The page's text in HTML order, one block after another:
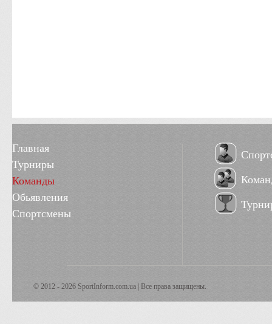
Главная
Турниры
Команды
Обьявления
Спортсмены
© 2012 - 2026 SportInform.com.ua | Все права защищены.